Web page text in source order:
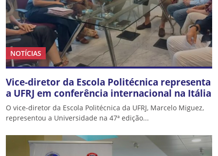
NOTÍCIAS
Vice-diretor da Escola Politécnica representa
a UFRJ em conferência internacional na Itália
O vice-diretor da Escola Politécnica da UFRJ, Marcelo Miguez,
representou a Universidade na 47ª edição...